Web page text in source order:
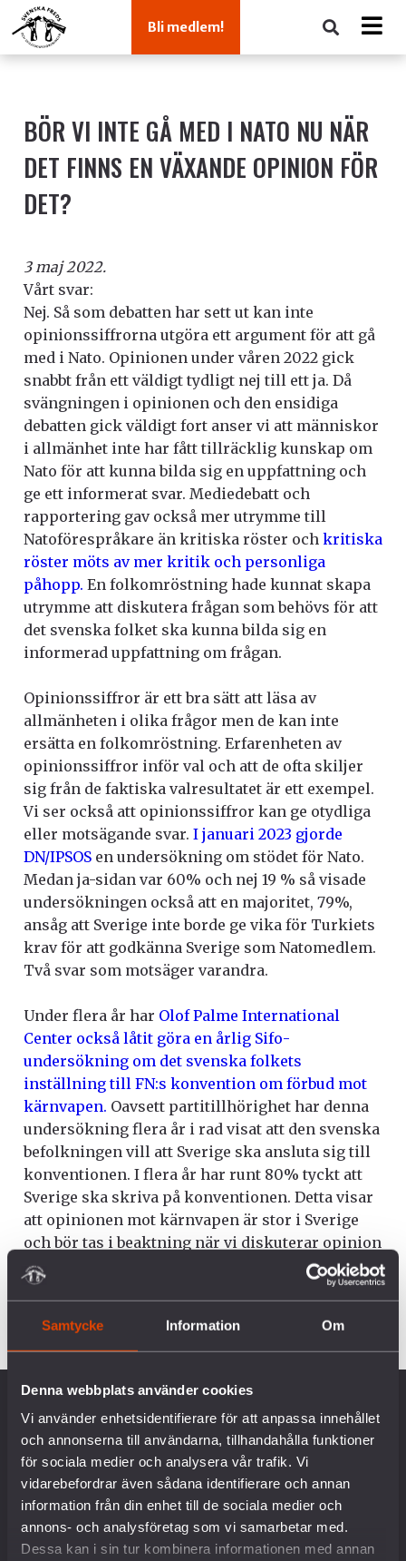
Samtycke Information Om
Denna webbplats använder cookies
Vi använder enhetsidentifierare för att anpassa innehållet
och annonserna till användarna, tillhandahålla funktioner
för sociala medier och analysera vår trafik. Vi
vidarebefordrar även sådana identifierare och annan
information från din enhet till de sociala medier och
annons- och analysföretag som vi samarbetar med.
Dessa kan i sin tur kombinera informationen med annan
Bli medlem!
BÖR VI INTE GÅ MED I NATO NU NÄR
DET FINNS EN VÄXANDE OPINION FÖR
DET?
3 maj 2022.
Vårt svar:
Nej. Så som debatten har sett ut kan inte
opinionssiffrorna utgöra ett argument för att gå
med i Nato. Opinionen under våren 2022 gick
snabbt från ett väldigt tydligt nej till ett ja. Då
svängningen i opinionen och den ensidiga
debatten gick väldigt fort anser vi att människor
i allmänhet inte har fått tillräcklig kunskap om
Nato för att kunna bilda sig en uppfattning och
ge ett informerat svar. Mediedebatt och
rapportering gav också mer utrymme till
Natoförespråkare än kritiska röster ochkritiska
röster möts av mer kritik och personliga
påhopp. En folkomröstning hade kunnat skapa
utrymme att diskutera frågan som behövs för att
det svenska folket ska kunna bilda sig en
informerad uppfattning om frågan.
Opinionssiffror är ett bra sätt att läsa av
allmänheten i olika frågor men de kan inte
ersätta en folkomröstning. Erfarenheten av
opinionssiffror inför val och att de ofta skiljer
sig från de faktiska valresultatet är ett exempel.
Vi ser också att opinionssiffror kan ge otydliga
eller motsägande svar. I januari 2023 gjorde
DN/IPSOS en undersökning om stödet för Nato.
Medan ja-sidan var 60% och nej 19 % så visade
undersökningen också att en majoritet, 79%,
ansåg att Sverige inte borde ge vika för Turkiets
krav för att godkänna Sverige som Natomedlem.
Två svar som motsäger varandra.
Under flera år har Olof Palme International
Center också låtit göra en årlig Sifo-
undersökning om det svenska folkets
inställning till FN:s konvention om förbud mot
kärnvapen. Oavsett partitillhörighet har denna
undersökning flera år i rad visat att den svenska
befolkningen vill att Sverige ska ansluta sig till
konventionen. I flera år har runt 80% tyckt att
Sverige ska skriva på konventionen. Detta visar
att opinionen mot kärnvapen är stor i Sverige
och bör tas i beaktning när vi diskuterar opinion
för kärnvapenalliansen Nato. (se fråga 12-15 för
mer om Natos kärnvapenpolitik).
OM OSS
Vår historia
Vision & Uppdrag
Internationella nätverk
Föreningsinformation
Lediga tjänster